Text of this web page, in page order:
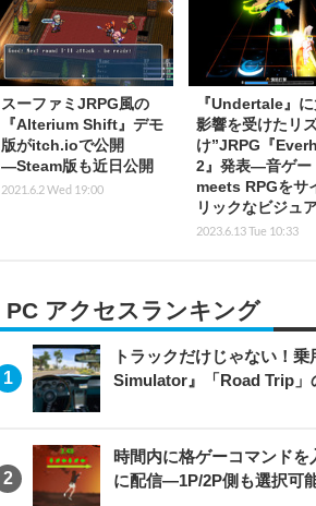
スーファミJRPG風の
『Alterium Shift』デモ
版がitch.ioで公開
―Steam版も近日公開
2021.6.2 Wed 19:00
『Undertale』
影響を受けたリ
け”JRPG『
2』発表―音ゲー
meets RPGをサ
リックなビジュ
2023.6.13 Tue 10:33
PC アクセスランキング
トラックだけじゃない！
Simulator』「Road Trip」
時間内に格ゲーコマンド
に配信―1P/2P側も選択可